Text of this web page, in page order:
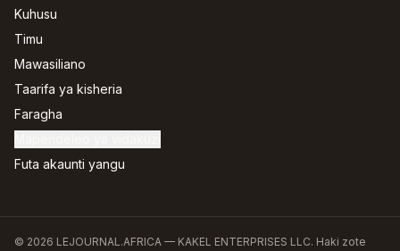
Kuhusu
Timu
Mawasiliano
Taarifa ya kisheria
Faragha
Futa akaunti yangu
© 2026 LEJOURNAL.AFRICA — KAKEL ENTERPRISES LLC. Haki zote